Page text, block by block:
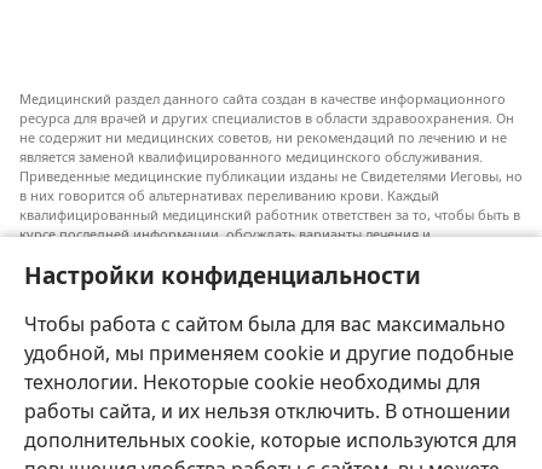
Настройки конфиденциальности
Чтобы работа с сайтом была для вас максимально
удобной, мы применяем cookie и другие подобные
технологии. Некоторые cookie необходимы для
работы сайта, и их нельзя отключить. В отношении
дополнительных cookie, которые используются для
Медицинский раздел данного сайта создан в качестве информационного
ресурса для врачей и других специалистов в области здравоохранения. Он
не содержит ни медицинских советов, ни рекомендаций по лечению и не
является заменой квалифицированного медицинского обслуживания.
Приведенные медицинские публикации изданы не Свидетелями Иеговы, но
в них говорится об альтернативах переливанию крови. Каждый
квалифицированный медицинский работник ответствен за то, чтобы быть в
курсе последней информации, обсуждать варианты лечения и
с их состоянием, желаниями, ценностями и религиозными взглядами.
Не все перечисленные методы лечения подходят для каждого пациента.
Для пациентов. Всегда обращайтесь к врачу или другому
квалифицированному медицинскому работнику по вопросам, связанным с
вашим состоянием здоровья или методами лечения. Если вы заболели,
проконсультируйтесь с врачом.
Использование данного сайта определяется «Условиями использования».